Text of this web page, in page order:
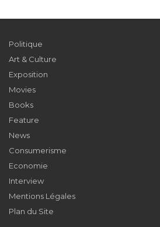
Politique
Art & Culture
Exposition
Movies
Books
Feature
News
Consumerisme
Economie
Interview
Mentions Légales
Plan du Site